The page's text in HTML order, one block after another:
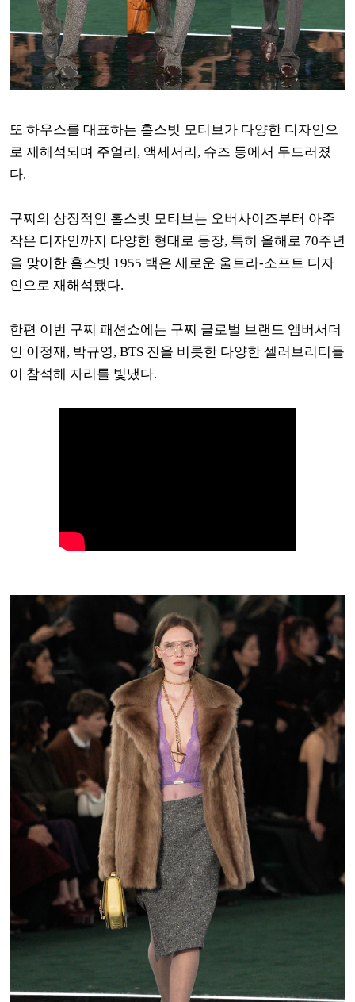
또 하우스를 대표하는 홀스빗 모티브가 다양한 디자인으
로 재해석되며 주얼리, 액세서리, 슈즈 등에서 두드러졌
다.
구찌의 상징적인 홀스빗 모티브는 오버사이즈부터 아주
작은 디자인까지 다양한 형태로 등장, 특히 올해로 70주년
을 맞이한 홀스빗 1955 백은 새로운 울트라-소프트 디자
인으로 재해석됐다.
한편 이번 구찌 패션쇼에는 구찌 글로벌 브랜드 앰버서더
인 이정재, 박규영, BTS 진을 비롯한 다양한 셀러브리티들
이 참석해 자리를 빛냈다.